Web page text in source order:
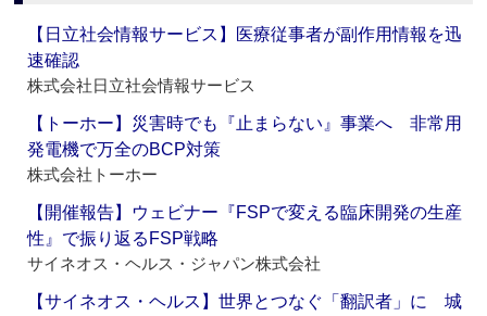
【日立社会情報サービス】医療従事者が副作用情報を迅
速確認
株式会社日立社会情報サービス
【トーホー】災害時でも『止まらない』事業へ 非常用
発電機で万全のBCP対策
株式会社トーホー
【開催報告】ウェビナー『FSPで変える臨床開発の生産
性』で振り返るFSP戦略
サイネオス・ヘルス・ジャパン株式会社
【サイネオス・ヘルス】世界とつなぐ「翻訳者」に 城